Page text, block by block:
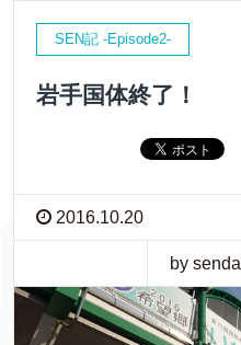
SEN記 -Episode2-
岩手国体終了！
2016.10.20
by senda